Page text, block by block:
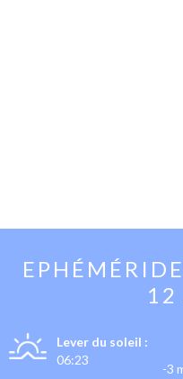
12
Lever du soleil :
06:23
-3